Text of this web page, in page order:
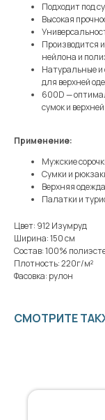
Подходит под
Высокая
Производится
нейлона и
Натуральные и
для верхней
600D —
сумок и
Применение:
Мужские
Сумки и
Верхняя одежда
Палатки и
Цвет: 912 Изумруд
Ширина: 150 см
Состав: 100%
Плотность: 220г/м²
Фасовка: рулон
СМОТРИТЕ